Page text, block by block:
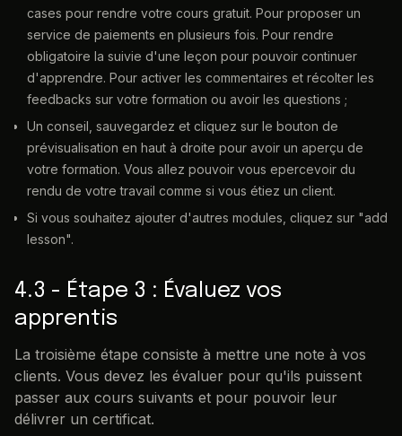
cases pour rendre votre cours gratuit. Pour proposer un
service de paiements en plusieurs fois. Pour rendre
obligatoire la suivie d'une leçon pour pouvoir continuer
d'apprendre. Pour activer les commentaires et récolter les
feedbacks sur votre formation ou avoir les questions ;
Un conseil, sauvegardez et cliquez sur le bouton de
prévisualisation en haut à droite pour avoir un aperçu de
votre formation. Vous allez pouvoir vous epercevoir du
rendu de votre travail comme si vous étiez un client.
Si vous souhaitez ajouter d'autres modules, cliquez sur "add
lesson".
4.3 - Étape 3 : Évaluez vos
apprentis
La troisième étape consiste à mettre une note à vos
clients. Vous devez les évaluer pour qu'ils puissent
passer aux cours suivants et pour pouvoir leur
délivrer un certificat.